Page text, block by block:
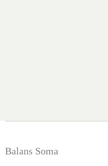
Balans Soma